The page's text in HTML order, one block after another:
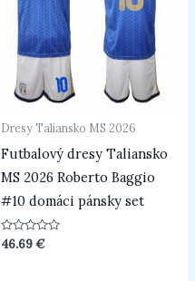
Dresy Taliansko MS 2026
Futbalový dresy Taliansko
MS 2026 Roberto Baggio
#10 domáci pánsky set
Hodnotenie
0
46.69€